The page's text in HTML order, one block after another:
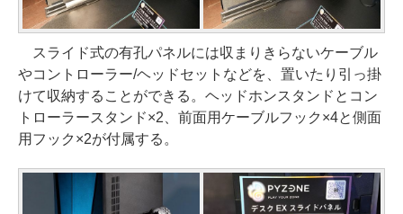
スライド式の有孔パネルには収まりきらないケーブル
やコントローラー/ヘッドセットなどを、置いたり引っ掛
けて収納することができる。ヘッドホンスタンドとコン
トローラースタンド×2、前面用ケーブルフック×4と側面
用フック×2が付属する。